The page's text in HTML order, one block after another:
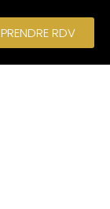
PRENDRE RDV